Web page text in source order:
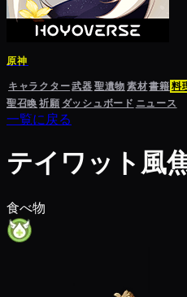
原神
キャラクター武器聖遺物素材書籍料
聖召喚祈願 ダッシュボード ニュース
一覧に戻る
テイワット風
食べ物